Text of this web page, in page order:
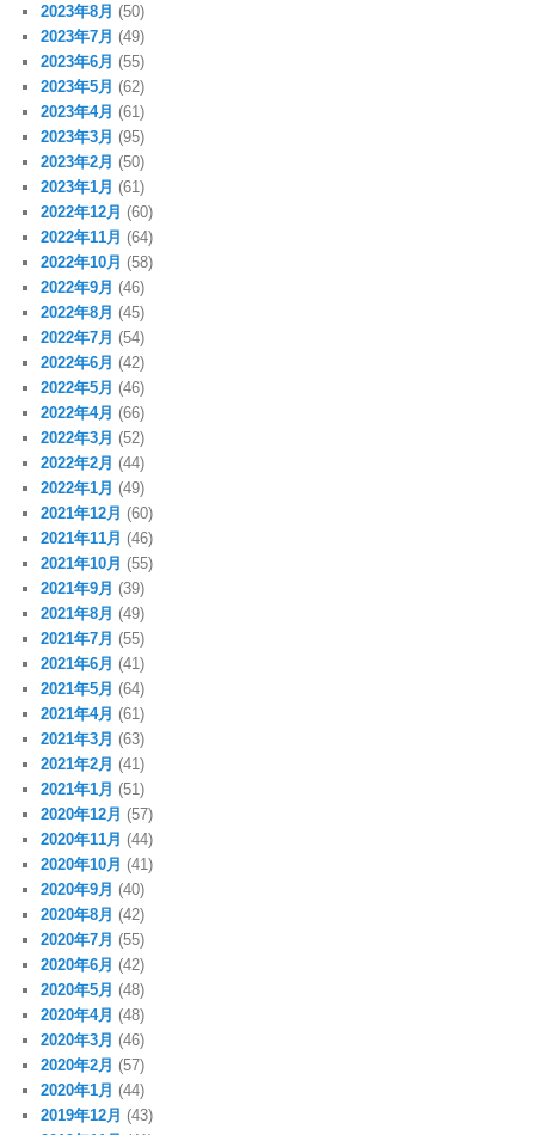
2023年8月 (50)
2023年7月 (49)
2023年6月 (55)
2023年5月 (62)
2023年4月 (61)
2023年3月 (95)
2023年2月 (50)
2023年1月 (61)
2022年12月 (60)
2022年11月 (64)
2022年10月 (58)
2022年9月 (46)
2022年8月 (45)
2022年7月 (54)
2022年6月 (42)
2022年5月 (46)
2022年4月 (66)
2022年3月 (52)
2022年2月 (44)
2022年1月 (49)
2021年12月 (60)
2021年11月 (46)
2021年10月 (55)
2021年9月 (39)
2021年8月 (49)
2021年7月 (55)
2021年6月 (41)
2021年5月 (64)
2021年4月 (61)
2021年3月 (63)
2021年2月 (41)
2021年1月 (51)
2020年12月 (57)
2020年11月 (44)
2020年10月 (41)
2020年9月 (40)
2020年8月 (42)
2020年7月 (55)
2020年6月 (42)
2020年5月 (48)
2020年4月 (48)
2020年3月 (46)
2020年2月 (57)
2020年1月 (44)
2019年12月 (43)